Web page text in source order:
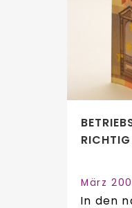
März
In den